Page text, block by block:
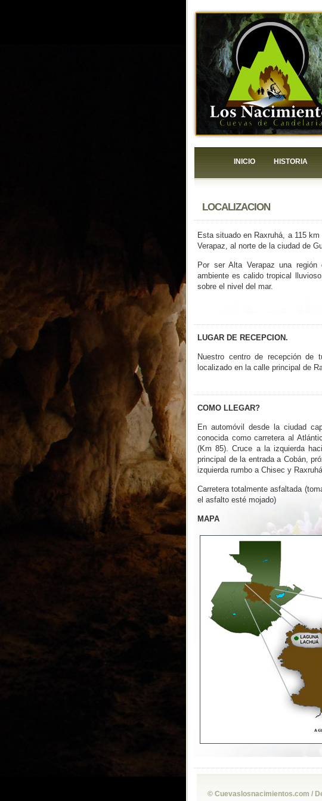
INICIO HISTORIA
LOCALIZACION
Esta situado en Raxruhá, a 115
Verapaz, al norte de la ciudad de
Por ser Alta Verapaz una
ambiente es calido tropical
sobre el nivel del mar.
LUGAR DE RECEPCION.
Nuestro centro de recepción de
localizado en la calle principal de
COMO LLEGAR?
En automóvil desde la ciudad
conocida como carretera al
(Km 85). Cruce a la izquierda
principal de la entrada a Cobán,
izquierda rumbo a Chisec y
Carretera totalmente asfaltada
el asfalto esté mojado)
MAPA
© Cuevaslosnacimientos.com /